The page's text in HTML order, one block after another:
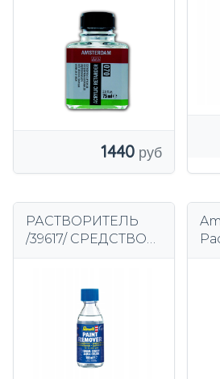
1440
РАСТВОРИТЕЛЬ
/39617/ СРЕДСТВО